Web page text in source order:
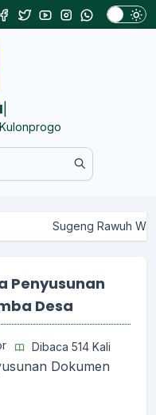
Rawuh Wonten
Penyusunan
Desa
Dibaca 514 Kali
Dokumen